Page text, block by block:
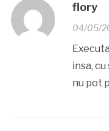
flory
04/05/
insa,
nu pot